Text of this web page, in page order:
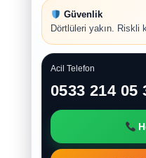
Güvenlik
Dörtlüleri yakın. Riskli
Acil Telefon
0533 214 05